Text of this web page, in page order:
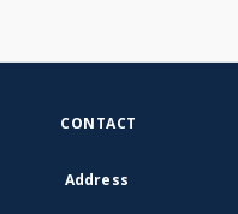
CONTACT
Address